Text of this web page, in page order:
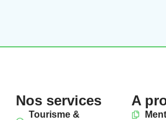
Nos services
Tourisme &
A